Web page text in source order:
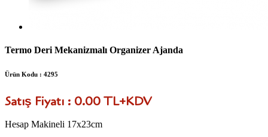
Termo Deri Mekanizmalı Organizer Ajanda
Ürün Kodu : 4295
Satış Fiyatı : 0.00 TL+KDV
Hesap Makineli 17x23cm